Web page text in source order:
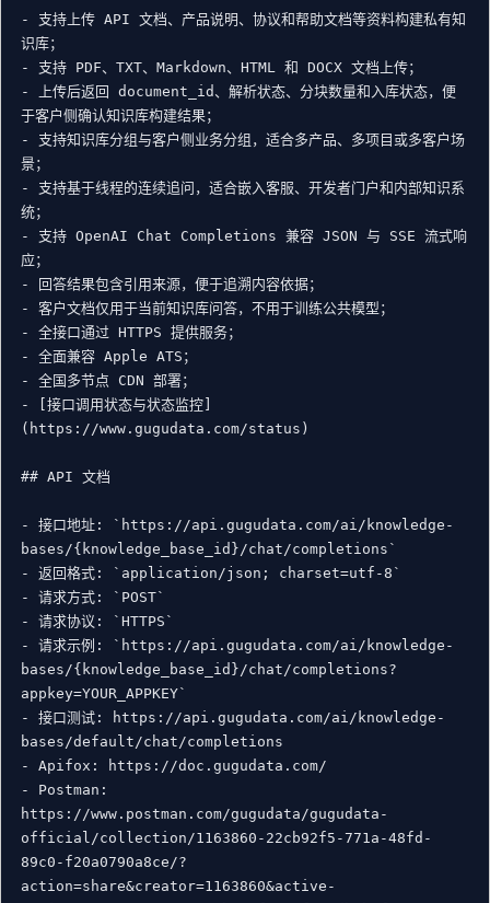
- 支持上传 API 文档、产品说明、协议和帮助文档等资料构建私有知
识库；
- 支持 PDF、TXT、Markdown、HTML 和 DOCX 文档上传；
- 上传后返回 document_id、解析状态、分块数量和入库状态，便
于客户侧确认知识库构建结果；
- 支持知识库分组与客户侧业务分组，适合多产品、多项目或多客户场
景；
- 支持基于线程的连续追问，适合嵌入客服、开发者门户和内部知识系
统；
- 支持 OpenAI Chat Completions 兼容 JSON 与 SSE 流式响
应；
- 回答结果包含引用来源，便于追溯内容依据；
- 客户文档仅用于当前知识库问答，不用于训练公共模型；
- 全接口通过 HTTPS 提供服务；
- 全面兼容 Apple ATS；
- 全国多节点 CDN 部署；
- [接口调用状态与状态监控]
(https://www.gugudata.com/status)
## API 文档
- 接口地址: `https://api.gugudata.com/ai/knowledge-
bases/{knowledge_base_id}/chat/completions`
- 返回格式: `application/json; charset=utf-8`
- 请求方式: `POST`
- 请求协议: `HTTPS`
- 请求示例: `https://api.gugudata.com/ai/knowledge-
bases/{knowledge_base_id}/chat/completions?
appkey=YOUR_APPKEY`
- 接口测试: https://api.gugudata.com/ai/knowledge-
bases/default/chat/completions
- Apifox: https://doc.gugudata.com/
- Postman:
https://www.postman.com/gugudata/gugudata-
official/collection/1163860-22cb92f5-771a-48fd-
89c0-f20a0790a8ce/?
action=share&creator=1163860&active-